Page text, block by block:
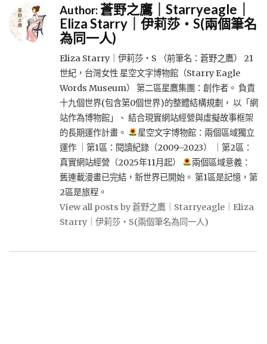
Author:蒼野之鷹｜Starryeagle｜
Eliza Starry｜伊莉莎・S(兩個筆名
為同一人)
Eliza Starry｜伊莉莎・S （前筆名：蒼野之鷹） 21
世紀，台灣女性 星空文字博物館（Starry Eagle
Words Museum） 第二區星鷹集團：創作者。 負責
十九個世界(包含第0個世界)的整體結構規劃， 以「網
站作為博物館」、 結合現實網站經營與虛擬故事框架
的長期運作計畫。
星空文字博物館：兩個區域獨立
運作 ｜第1區：閱讀紀錄（2009–2023） ｜第2區：
真實網站經營（2025年11月起）
兩個區域意義：
舊連載漫畫已完結，新世界已開始。 第1區是記憶，第
2區是旅程。
View all posts by 蒼野之鷹｜Starryeagle｜Eliza
Starry｜伊莉莎・S(兩個筆名為同一人)